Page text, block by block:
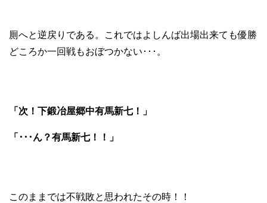
厠へと逆戻りである。これではよしんば出場出来ても優勝
どころか一回戦もおぼつかない･･･。
「次！下鍛冶屋郷中有馬新七！」
「･･･ん？有馬新七！！」
このままでは不戦敗と思われたその時！！